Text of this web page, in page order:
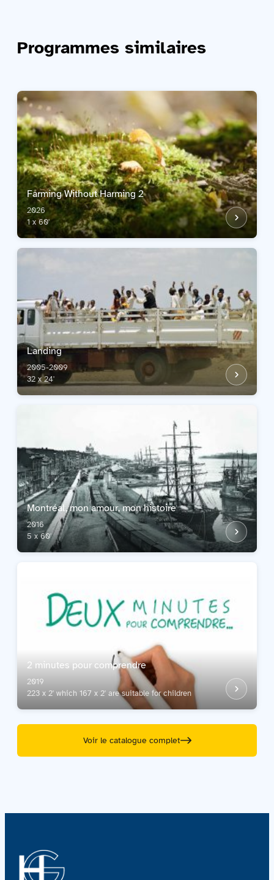
Programmes similaires
Farming Without Harming 2
2026
1 x 60'
Landing
2005-2009
32 x 24'
Montréal, mon amour, mon histoire
2016
5 x 60'
2 minutes pour comprendre
2019
223 x 2' which 167 x 2' are suitable for children
Voir le catalogue complet